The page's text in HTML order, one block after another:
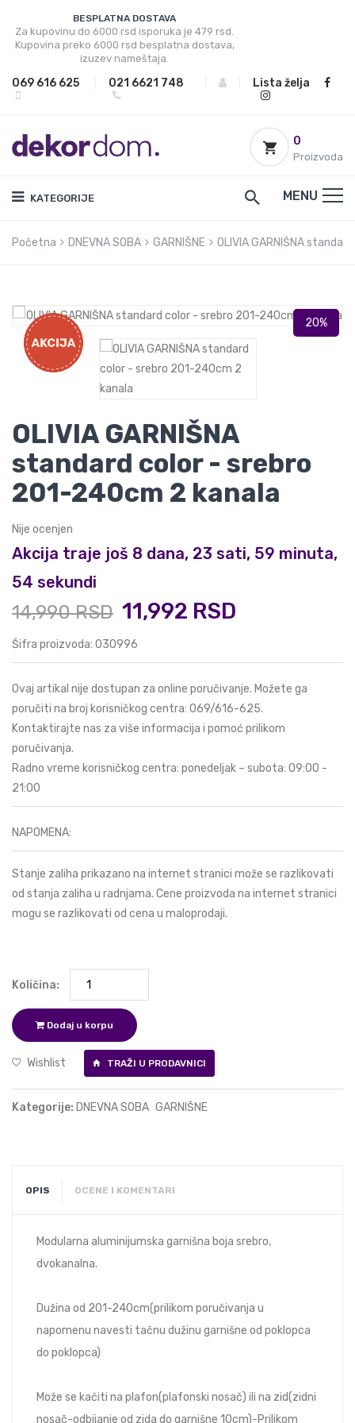
BESPLATNA DOSTAVA
Za kupovinu do 6000 rsd isporuka je 479 rsd.
Kupovina preko 6000 rsd besplatna dostava,
izuzev nameštaja.
069 616 625 021 6621 748 Lista želja
0
Proizvoda
KATEGORIJE MENU
Početna DNEVNA SOBA GARNIŠNE OLIVIA GARNIŠNA
OLIVIA GARNIŠNA
standard color - srebro
201-240cm 2 kanala
Nije ocenjen
Akcija traje još 8 dana, 23 sati, 59 minuta,
53 sekundi
14,990 RSD 11,992 RSD
Šifra proizvoda: 030996
Ovaj artikal nije dostupan za online poručivanje. Možete ga
poručiti na broj korisničkog centra: 069/616-625.
Kontaktirajte nas za više informacija i pomoć prilikom
poručivanja.
Radno vreme korisničkog centra: ponedeljak – subota: 09:00 -
21:00
NAPOMENA:
Stanje zaliha prikazano na internet stranici može se razlikovati
od stanja zaliha u radnjama. Cene proizvoda na internet stranici
mogu se razlikovati od cena u maloprodaji.
Količina:
Dodaj u korpu
Wishlist TRAŽI U PRODAVNICI
Kategorije: DNEVNA SOBA GARNIŠNE
OPIS OCENE I KOMENTARI
Modularna aluminijumska garnišna boja srebro,
dvokanalna.
Dužina od 201-240cm(prilikom poručivanja u
napomenu navesti tačnu dužinu garnišne od poklopca
do poklopca)
Može se kačiti na plafon(plafonski nosač) ili na zid(zidni
nosač-odbijanje od zida do garnišne 10cm)-Prilikom